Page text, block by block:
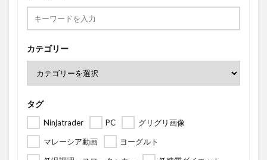
カテゴリー
タグ
Ninjatrader PC
グリグリ画像
マレーシア動画
ヨーグルト